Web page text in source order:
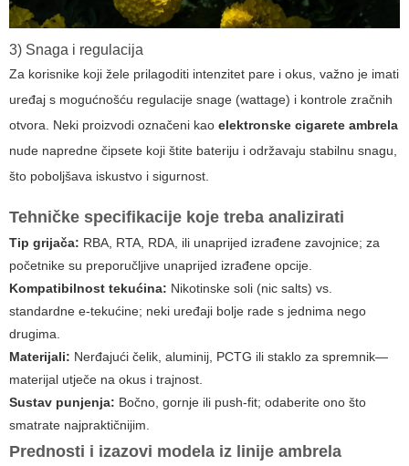
3) Snaga i regulacija
Za korisnike koji žele prilagoditi intenzitet pare i okus, važno je imati
uređaj s mogućnošću regulacije snage (wattage) i kontrole zračnih
otvora. Neki proizvodi označeni kao elektronske cigarete ambrela
nude napredne čipsete koji štite bateriju i održavaju stabilnu snagu,
što poboljšava iskustvo i sigurnost.
Tehničke specifikacije koje treba analizirati
Tip grijača: RBA, RTA, RDA, ili unaprijed izrađene zavojnice; za
početnike su preporučljive unaprijed izrađene opcije.
Kompatibilnost tekućina: Nikotinske soli (nic salts) vs.
standardne e-tekućine; neki uređaji bolje rade s jednima nego
drugima.
Materijali: Nerđajući čelik, aluminij, PCTG ili staklo za spremnik—
materijal utječe na okus i trajnost.
Sustav punjenja: Bočno, gornje ili push-fit; odaberite ono što
smatrate najpraktičnijim.
Prednosti i izazovi modela iz linije ambrela